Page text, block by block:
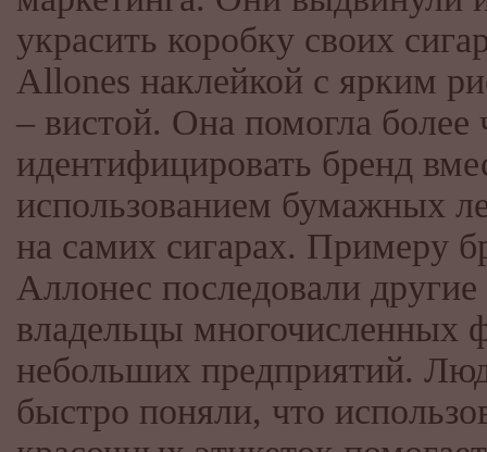
украсить коробку своих
Allones наклейкой с ярким
– вистой. Она помогла более
идентифицировать бренд
использованием бумажных
на самих сигарах. Примеру
Аллонес последовали другие
владельцы многочисленных
небольших предприятий.
быстро поняли, что